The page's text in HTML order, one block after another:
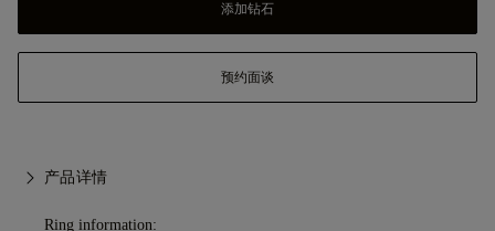
添加钻石
预约面谈
产品详情
Ring information: